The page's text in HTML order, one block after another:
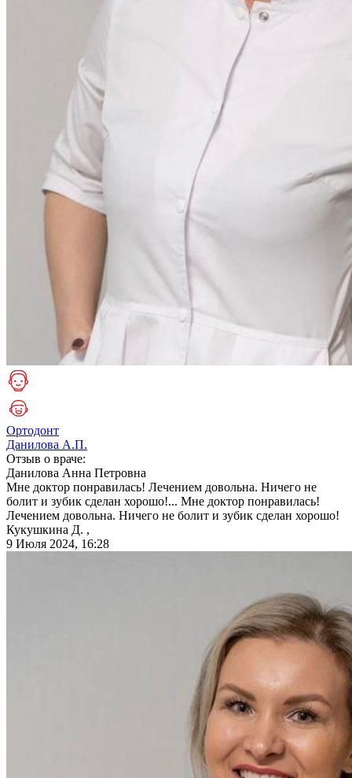
Ортодонт
Данилова А.П.
Отзыв о враче:
Данилова Анна Петровна
Мне доктор понравилась! Лечением довольна. Ничего не
болит и зубик сделан хорошо!... Мне доктор понравилась!
Лечением довольна. Ничего не болит и зубик сделан хорошо!
Кукушкина Д. ,
9 Июля 2024, 16:28